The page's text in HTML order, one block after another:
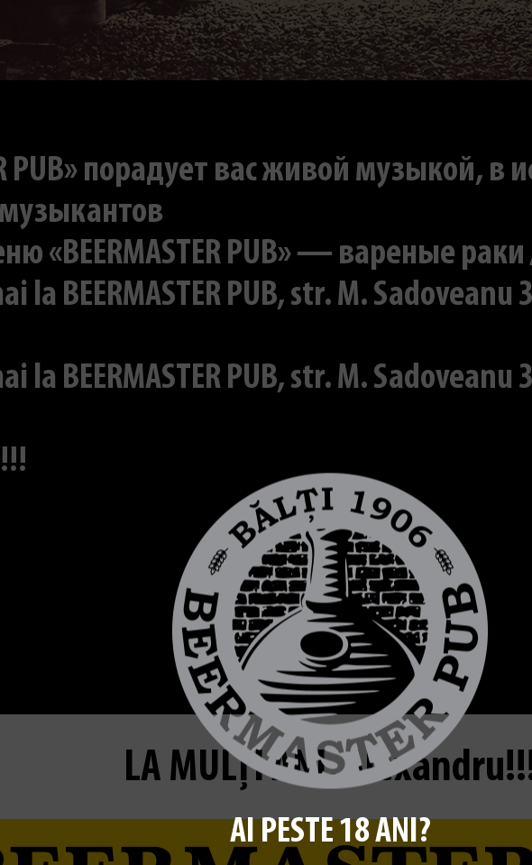
PUB» порадует вас живой музыкой, в
«BEERMASTER PUB» — вареные
la BEERMASTER PUB, str. M.
la BEERMASTER PUB, str. M.
LA MULȚI ANI,
AI PESTE 18 ANI?